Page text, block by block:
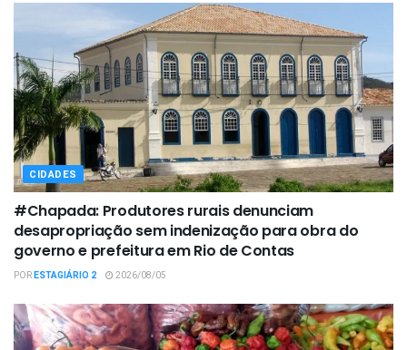
CIDADES
#Chapada: Produtores rurais denunciam
desapropriação sem indenização para obra do
governo e prefeitura em Rio de Contas
PORESTAGIÁRIO 2 2026/08/05